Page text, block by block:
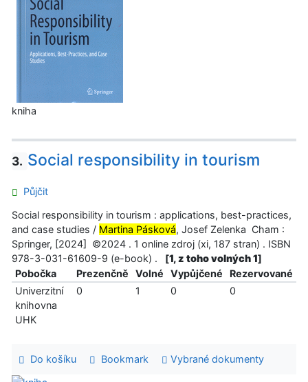
kniha
3. Social responsibility in tourism
Půjčit
Social responsibility in tourism : applications, best-practices,
and case studies / Martina Pásková, Josef Zelenka Cham :
Springer, [2024] ©2024 . 1 online zdroj (xi, 187 stran) . ISBN
978-3-031-61609-9 (e-book) .
[1, z toho volných 1]
Pobočka
Prezenčně Volné Vypůjčené
Rezervované
Univerzitní
knihovna
UHK
0 1 0 0
Do košíku Bookmark Vybrané dokumenty